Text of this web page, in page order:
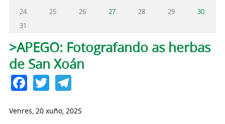
24
25 26 27 28 29
30
31
Pestanas principais
>APEGO: Fotografando as herbas
de San Xoán
Facebook
TwitterTelegram
Venres, 20 xuño, 2025